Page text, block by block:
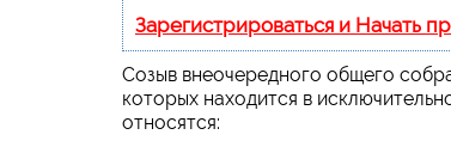
Зарегистрироваться и Начать
Созыв внеочередного общего
которых находится в
относятся: